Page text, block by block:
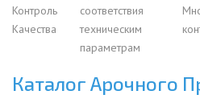
Контроль
Качества
соответствия
техническим
параметрам
Каталог Арочного